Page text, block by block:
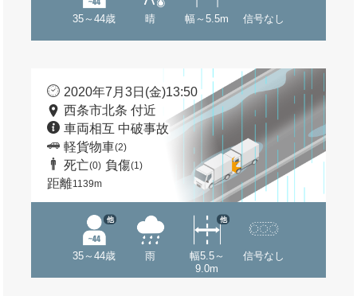
35～44歳 晴 幅～5.5m 信号なし
2020年7月3日(金)13:50
西条市北条 付近
車両相互 中破事故
軽貨物車(2)
死亡(0) 負傷(1)
距離1139m
35～44歳
他
雨
幅5.5～
9.0m
他
信号なし